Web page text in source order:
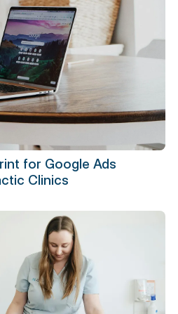
for Google Ads
Clinics